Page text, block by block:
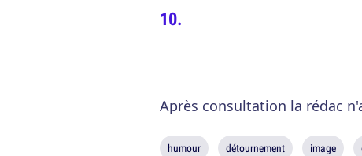
Après consultation la rédac
humour détournement image